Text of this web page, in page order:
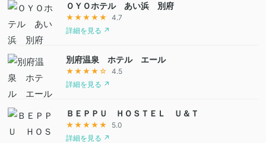
ＯＹＯホテル あい浜 別府
★★★★★
4.7
詳細を見る ↗
別府温泉 ホテル エール
★★★★☆
4.5
詳細を見る ↗
ＢＥＰＰＵ ＨＯＳＴＥＬ Ｕ＆Ｔ
★★★★★
5.0
詳細を見る ↗